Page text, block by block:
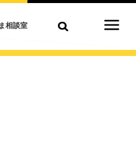
相談室